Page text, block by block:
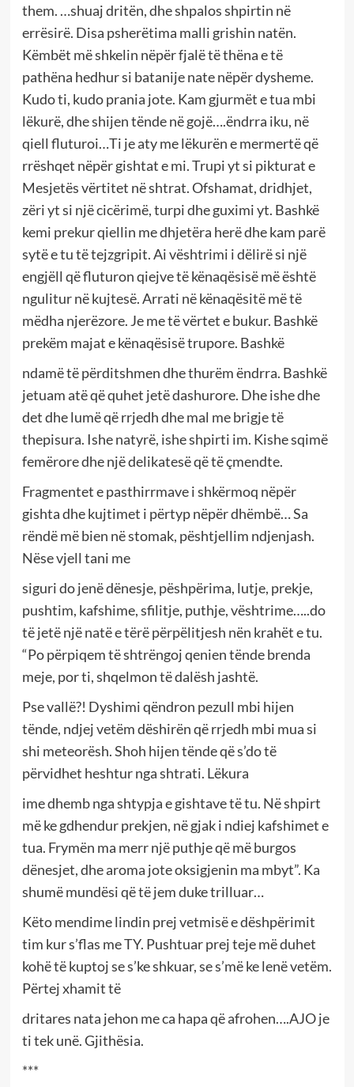
them. …shuaj dritën, dhe shpalos shpirtin në
errësirë. Disa psherëtima malli grishin natën.
Këmbët më shkelin nëpër fjalë të thëna e të
pathëna hedhur si batanije nate nëpër dysheme.
Kudo ti, kudo prania jote. Kam gjurmët e tua mbi
lëkurë, dhe shijen tënde në gojë….ëndrra iku, në
qiell fluturoi…Ti je aty me lëkurën e mermertë që
rrëshqet nëpër gishtat e mi. Trupi yt si pikturat e
Mesjetës vërtitet në shtrat. Ofshamat, dridhjet,
zëri yt si një cicërimë, turpi dhe guximi yt. Bashkë
kemi prekur qiellin me dhjetëra herë dhe kam parë
sytë e tu të tejzgripit. Ai vështrimi i dëlirë si një
engjëll që fluturon qiejve të kënaqësisë më është
ngulitur në kujtesë. Arrati në kënaqësitë më të
mëdha njerëzore. Je me të vërtet e bukur. Bashkë
prekëm majat e kënaqësisë trupore. Bashkë
ndamë të përditshmen dhe thurëm ëndrra. Bashkë
jetuam atë që quhet jetë dashurore. Dhe ishe dhe
det dhe lumë që rrjedh dhe mal me brigje të
thepisura. Ishe natyrë, ishe shpirti im. Kishe sqimë
femërore dhe një delikatesë që të çmendte.
Fragmentet e pasthirrmave i shkërmoq nëpër
gishta dhe kujtimet i përtyp nëpër dhëmbë… Sa
rëndë më bien në stomak, pështjellim ndjenjash.
Nëse vjell tani me
siguri do jenë dënesje, pëshpërima, lutje, prekje,
pushtim, kafshime, sfilitje, puthje, vështrime…..do
të jetë një natë e tërë përpëlitjesh nën krahët e tu.
“Po përpiqem të shtrëngoj qenien tënde brenda
meje, por ti, shqelmon të dalësh jashtë.
Pse vallë?! Dyshimi qëndron pezull mbi hijen
tënde, ndjej vetëm dëshirën që rrjedh mbi mua si
shi meteorësh. Shoh hijen tënde që s’do të
përvidhet heshtur nga shtrati. Lëkura
ime dhemb nga shtypja e gishtave të tu. Në shpirt
më ke gdhendur prekjen, në gjak i ndiej kafshimet e
tua. Frymën ma merr një puthje që më burgos
dënesjet, dhe aroma jote oksigjenin ma mbyt”. Ka
shumë mundësi që të jem duke trilluar…
Këto mendime lindin prej vetmisë e dëshpërimit
tim kur s’flas me TY. Pushtuar prej teje më duhet
kohë të kuptoj se s’ke shkuar, se s’më ke lenë vetëm.
Përtej xhamit të
dritares nata jehon me ca hapa që afrohen….AJO je
ti tek unë. Gjithësia.
***